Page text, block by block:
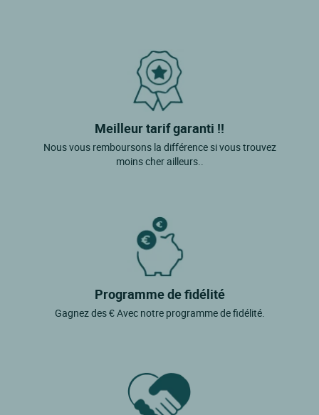
Meilleur tarif garanti !!
Nous vous remboursons la différence si vous trouvez
moins cher ailleurs..
Programme de fidélité
Gagnez des € Avec notre programme de fidélité.